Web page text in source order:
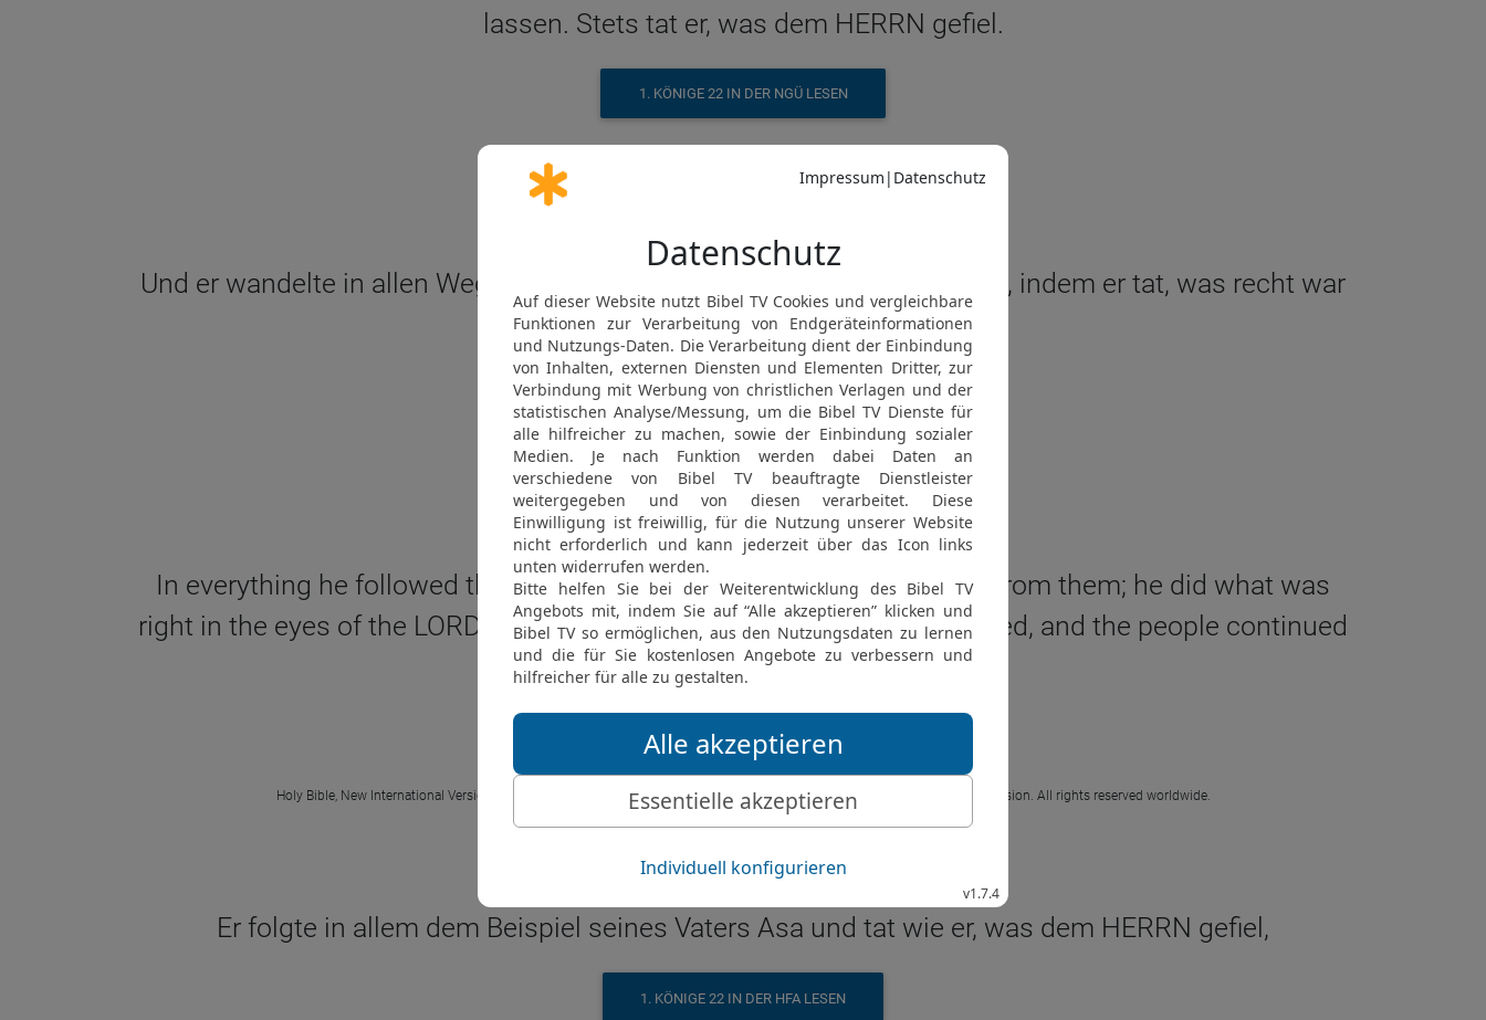
lassen. Stets tat er, was dem HERRN gefiel.
1. KÖNIGE 22 IN DER NGÜ LESEN
1 Kön 22 43 in der Schlachter 2000
Und er wandelte in allen Wegen seines Vaters Asa und wich nicht davon, indem er tat, was recht war
in den Augen des HERRN.
1. KÖNIGE 22 IN DER SLT LESEN
© 2000 Genfer Bibelgesellschaft
1 Kön 22 43 in der New International Version
In everything he followed the ways of his father Asa and did not stray from them; he did what was
right in the eyes of the LORD. The high places, however, were not removed, and the people continued
to offer sacrifices and burn incense there.
1. KÖNIGE 22 IN DER NIV LESEN
Holy Bible, New International Version ® (Anglicised), NIV TM Copyright © 1979, 1984, 2011 by Biblica, Inc. Used with permission. All rights reserved worldwide.
1 Kön 22 43 in der Hoffnung für Alle
Er folgte in allem dem Beispiel seines Vaters Asa und tat wie er, was dem HERRN gefiel,
1. KÖNIGE 22 IN DER HFA LESEN